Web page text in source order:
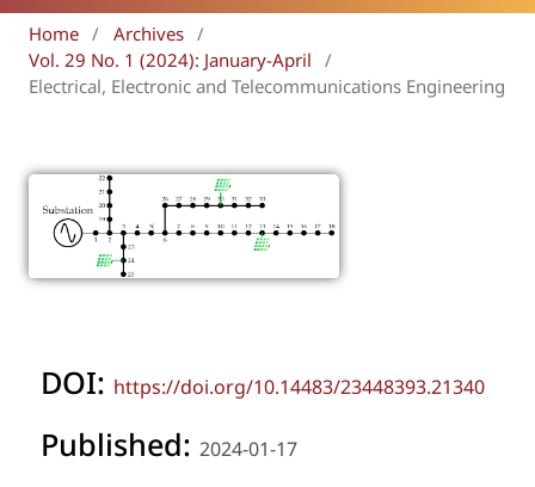
Home / Archives /
Vol. 29 No. 1 (2024): January-April
/
Electrical, Electronic and Telecommunications Engineering
DOI: https://doi.org/10.14483/23448393.21340
Published: 2024-01-17